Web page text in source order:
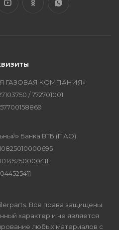
ГАЗОВАЯ КОМПАНИЯ»
/ 772701001
Банка ВТБ (ПАО)
Все права защищены.
характер и не является
любых материалов с